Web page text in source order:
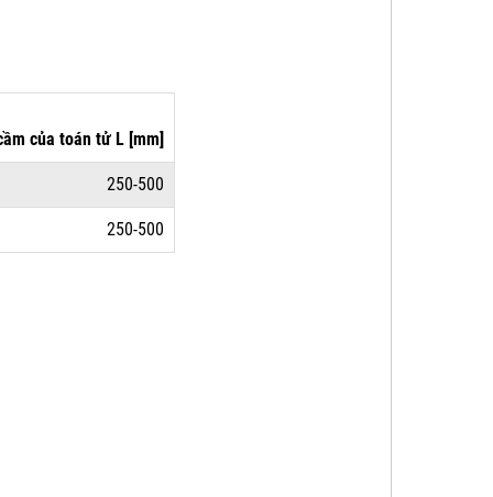
của toán tử L [mm]
250-500
250-500